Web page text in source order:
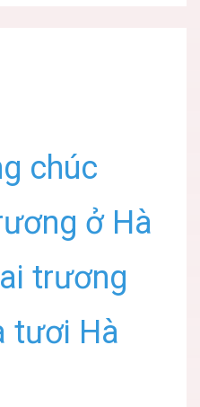
chúc
ở Hà
trương
tươi Hà